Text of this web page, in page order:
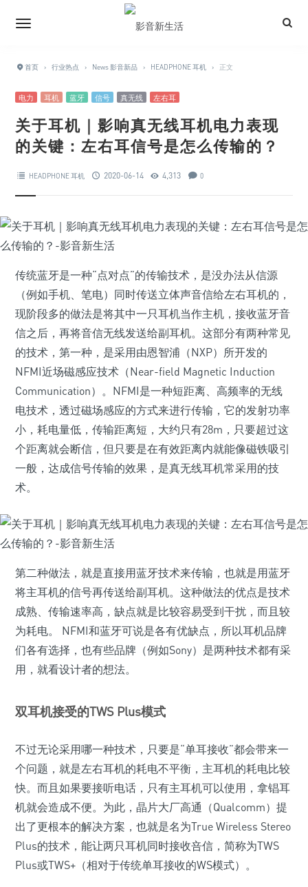
首页 › 行业热点 › News 影音新品 › HEADPHONE 耳机 › 正文
电力 耳机 蓝牙 信号 真无线 左右耳
关于耳机｜影响真无线耳机电力表现
的关键：左右耳信号是怎么传输的？
HEADPHONE 耳机 2020-06-14 4,313 0
传统蓝牙是一种“点对点”的传输技术，是没办法从信源
（例如手机、笔电）同时传送立体声音信给左右耳机的，
现阶段多的做法是将其中一只耳机当作主机，接收蓝牙音
信之后，再将音信无线发送给副耳机。这部分有两种常见
的技术，第一种，是采用由恩智浦（NXP）所开发的
NFMI近场磁感应技术（Near-field Magnetic Induction
Communication）。NFMI是一种短距离、高频率的无线
电技术，透过磁场感应的方式来进行传输，它的发射功率
小，耗电量低，传输距离短，大约只有28m，只要超过这
个距离就会断信，但只要是在有效距离内就能像磁铁吸引
一般，达成信号传输的效果，是真无线耳机常采用的技
术。
第二种做法，就是直接用蓝牙技术来传输，也就是用蓝牙
将主耳机的信号再传送给副耳机。这种做法的优点是技术
成熟、传输速率高，缺点就是比较容易受到干扰，而且较
为耗电。 NFMI和蓝牙可说是各有优缺点，所以耳机品牌
们各有选择，也有些品牌（例如Sony）是两种技术都有采
用，就看设计者的想法。
双耳机接受的TWS Plus模式
不过无论采用哪一种技术，只要是“单耳接收”都会带来一
个问题，就是左右耳机的耗电不平衡，主耳机的耗电比较
快。而且如果要接听电话，只有主耳机可以使用，拿锠耳
机就会造成不便。为此，晶片大厂高通（Qualcomm）提
出了更根本的解决方案，也就是名为True Wireless Stereo
Plus的技术，能让两只耳机同时接收咅信，简称为TWS
Plus或TWS+（相对于传统单耳接收的WS模式）。